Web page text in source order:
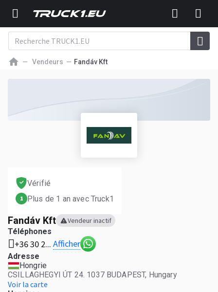
Vendeurs Fandáv Kft
Fandáv Kft Vendeur inactif
Téléphones
+36 30 2... Afficher
Adresse
Hongrie
CSILLAGHEGYI ÚT 24. 1037 BUDAPEST, Hungary
Voir la carte
Vérifié
1 Plus de 1 an avec Truck1